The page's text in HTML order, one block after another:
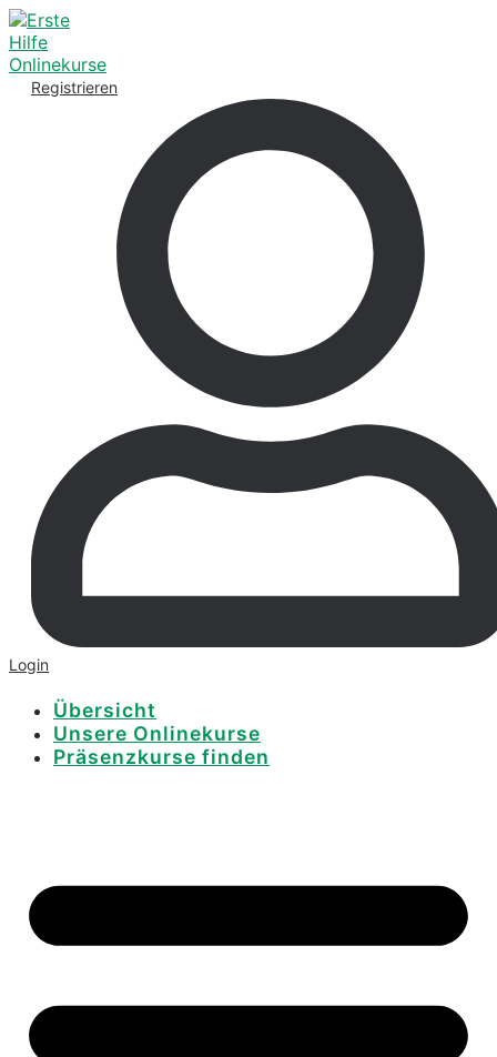
Registrieren
Login
Übersicht
Unsere Onlinekurse
Präsenzkurse finden